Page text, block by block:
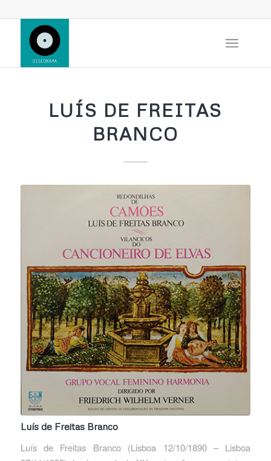
LUÍS DE FREITAS
BRANCO
Luís de Freitas Branco
Luís de Freitas Branco (Lisboa 12/10/1890 – Lisboa